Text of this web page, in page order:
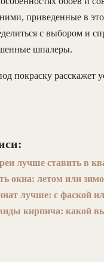
приведенные в
с выбором и
шпалеры.
покраску расскажет
лучше ставить в
окна: летом или
лучше: с фаской
кирпича: какой